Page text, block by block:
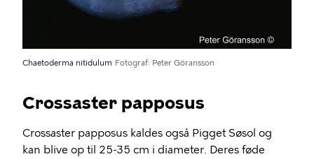
Chaetoderma nitidulum Fotograf Peter Göransson
Crossaster papposus
Crossaster papposus kaldes også Pigget Søsol og
kan blive op til 25-35 cm i diameter. Deres føde